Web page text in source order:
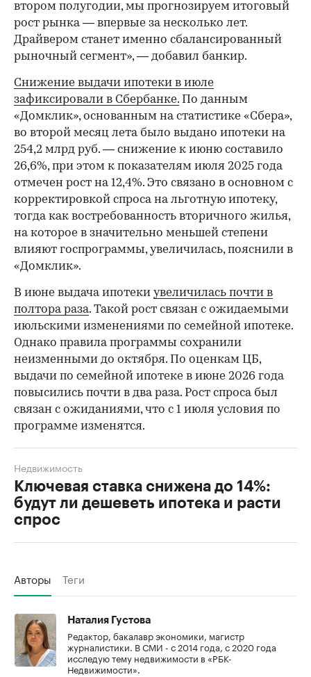
втором полугодии, мы прогнозируем итоговый
рост рынка — впервые за несколько лет.
Драйвером станет именно сбалансированный
рыночный сегмент», — добавил банкир.
Снижение выдачи ипотеки в июле
зафиксировали в Сбербанке. По данным
«Домклик», основанным на статистике «Сбера»,
во второй месяц лета было выдано ипотеки на
254,2 млрд руб. — снижение к июню составило
26,6%, при этом к показателям июля 2025 года
отмечен рост на 12,4%. Это связано в основном с
корректировкой спроса на льготную ипотеку,
тогда как востребованность вторичного жилья,
на которое в значительно меньшей степени
влияют госпрограммы, увеличилась, пояснили в
«Домклик».
В июне выдача ипотеки увеличилась почти в
полтора раза. Такой рост связан с ожидаемыми
июльскими изменениями по семейной ипотеке.
Однако правила программы сохранили
неизменными до октября. По оценкам ЦБ,
выдачи по семейной ипотеке в июне 2026 года
повысились почти в два раза. Рост спроса был
связан с ожиданиями, что с 1 июля условия по
программе изменятся.
Ключевая ставка снижена до 14%:
будут ли дешеветь ипотека и расти
спрос
Недвижимость
Авторы Теги
Наталия Густова
Редактор, бакалавр экономики, магистр
журналистики. В СМИ - с 2014 года, с 2020 года
исследую тему недвижимости в «РБК-
Недвижимости».